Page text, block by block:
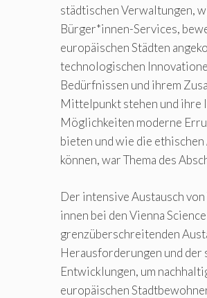
städtischen Verwaltungen,
Bürger*innen-Services,
europäischen Städten
technologischen
Bedürfnissen und ihrem
Mittelpunkt stehen und ihre
Möglichkeiten moderne
bieten und wie die
können, war Thema des
Der intensive Austausch
innen bei den Vienna
grenzüberschreitenden
Herausforderungen und der
Entwicklungen, um
europäischen